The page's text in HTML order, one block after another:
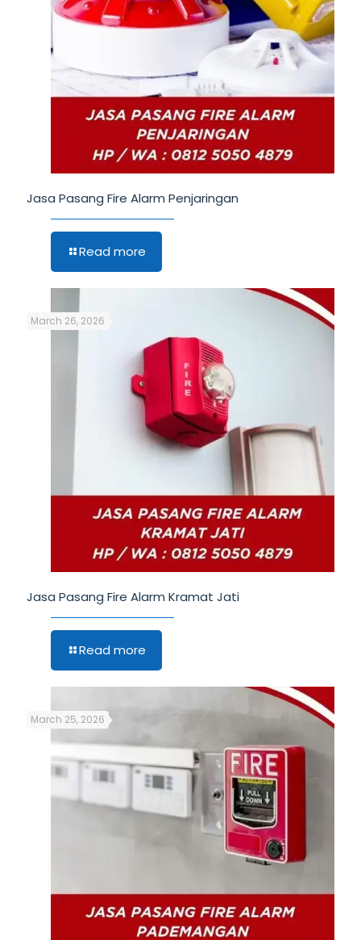
Jasa Pasang Fire Alarm Penjaringan
Read more
March 26, 2026
Jasa Pasang Fire Alarm Kramat Jati
Read more
March 25, 2026